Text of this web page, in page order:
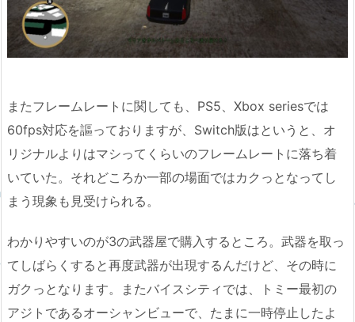
またフレームレートに関しても、PS5、Xbox seriesでは
60fps対応を謳っておりますが、Switch版はというと、オ
リジナルよりはマシってくらいのフレームレートに落ち着
いていた。それどころか一部の場面ではカクっとなってし
まう現象も見受けられる。
わかりやすいのが3の武器屋で購入するところ。武器を取っ
てしばらくすると再度武器が出現するんだけど、その時に
ガクっとなります。またバイスシティでは、トミー最初の
アジトであるオーシャンビューで、たまに一時停止したよ